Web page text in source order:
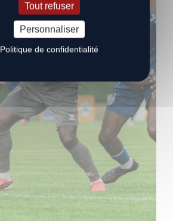
Tout refuser
Personnaliser
Politique de confidentialité